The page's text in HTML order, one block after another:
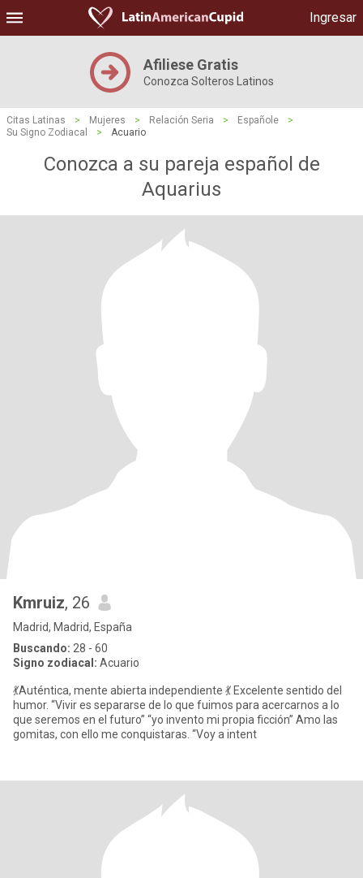
Ingresar
Afiliese Gratis
Conozca Solteros Latinos
Citas Latinas > Mujeres > Relación Seria > Españole
>
Su Signo Zodiacal
> Acuario
Conozca a su pareja español de
Aquarius
Kmruiz, 26
Madrid, Madrid, España
Buscando: 28 - 60
Signo zodiacal: Acuario
💃Auténtica, mente abierta independiente 💃 Excelente sentido del
humor. “Vivir es separarse de lo que fuimos para acercarnos a lo
que seremos en el futuro” “yo invento mi propia ficción” Amo las
gomitas, con ello me conquistaras. “Voy a intent